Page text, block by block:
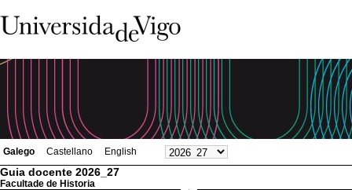
Galego Castellano English
Guia docente 2026_27
Facultade de Historia